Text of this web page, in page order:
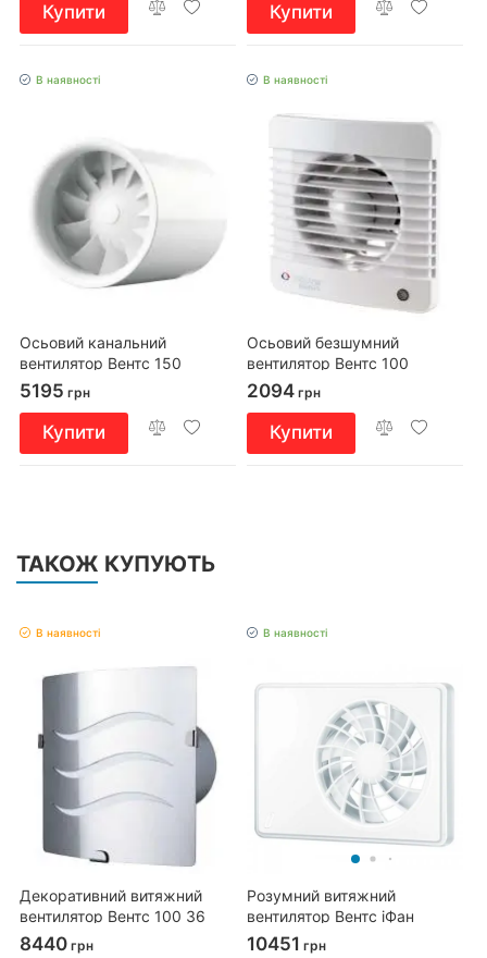
Купити Купити
В наявності
Осьовий канальний
вентилятор Вентс 150
Квайтлайн Екстра
5195 грн
Купити
В наявності
Осьовий безшумний
вентилятор Вентс 100
Сілента-МВ Л
2094 грн
Купити
ТАКОЖ КУПУЮТЬ
В наявності
Декоративний витяжний
вентилятор Вентс 100 З6
8440 грн
В наявності
Розумний витяжний
вентилятор Вентс іФан
100/125 Wi-Fi
10451 грн